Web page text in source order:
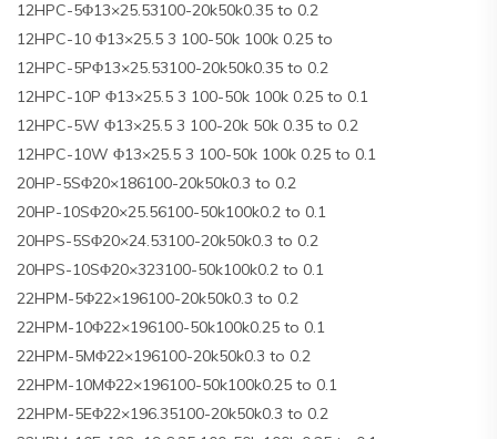
12HPC-5Φ13×25.53100-20k50k0.35 to 0.2
12HPC-10 Φ13×25.5 3 100-50k 100k 0.25 to
12HPC-5PΦ13×25.53100-20k50k0.35 to 0.2
12HPC-10P Φ13×25.5 3 100-50k 100k 0.25 to 0.1
12HPC-5W Φ13×25.5 3 100-20k 50k 0.35 to 0.2
12HPC-10W Φ13×25.5 3 100-50k 100k 0.25 to 0.1
20HP-5SΦ20×186100-20k50k0.3 to 0.2
20HP-10SΦ20×25.56100-50k100k0.2 to 0.1
20HPS-5SΦ20×24.53100-20k50k0.3 to 0.2
20HPS-10SΦ20×323100-50k100k0.2 to 0.1
22HPM-5Φ22×196100-20k50k0.3 to 0.2
22HPM-10Φ22×196100-50k100k0.25 to 0.1
22HPM-5MΦ22×196100-20k50k0.3 to 0.2
22HPM-10MΦ22×196100-50k100k0.25 to 0.1
22HPM-5EΦ22×196.35100-20k50k0.3 to 0.2